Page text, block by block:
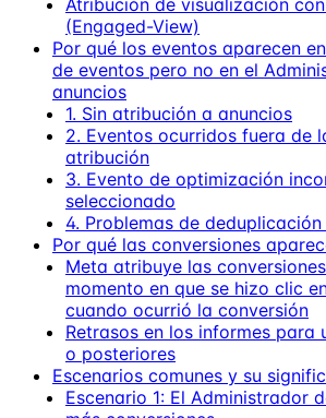
(Engaged-View)
Por qué los eventos aparecen
de eventos pero no en el
anuncios
1. Sin atribución a anuncios
2. Eventos ocurridos fuera de
atribución
3. Evento de optimización
seleccionado
4. Problemas de
Por qué las conversiones
Meta atribuye las
momento en que se hizo clic
cuando ocurrió la conversión
Retrasos en los informes para
o posteriores
Escenarios comunes y su
Escenario 1: El Administrador